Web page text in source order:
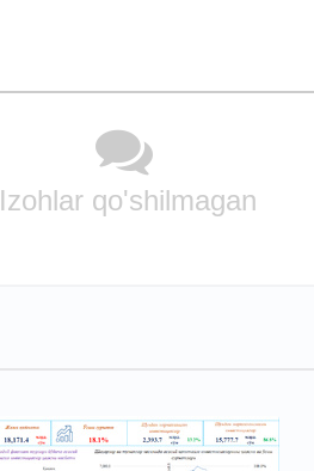
Izohlar qo'shilmagan